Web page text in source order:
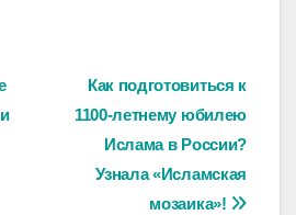
Как подготовиться к
1100-летнему юбилею
Ислама в России?
Узнала «Исламская
мозаика»!